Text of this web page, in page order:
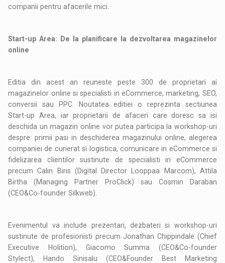
companii pentru afacerile mici.
Start-up Area: De la planificare la dezvoltarea magazinelor
online
Editia din acest an reuneste peste 300 de proprietari ai
magazinelor online si specialisti in eCommerce, marketing, SEO,
conversii sau PPC. Noutatea editiei o reprezinta sectiunea
Start-up Area, iar proprietarii de afaceri care doresc sa isi
deschida un magazin online vor putea participa la workshop-uri
despre: primii pasi in deschiderea magazinului online, alegerea
companiei de curierat si logistica, comunicare in eCommerce si
fidelizarea clientilor sustinute de specialisti in eCommerce
precum Calin Biris (Digital Director Looppaa Marcom), Attila
Birtha (Managing Partner ProClick) sau Cosmin Daraban
(CEO&Co-founder Silkweb).
Evenimentul va include prezentari, dezbateri si workshop-uri
sustinute de profesionisti precum Jonathan Chippindale (Chief
Executive Holition), Giacomo Summa (CEO&Co-founder
Stylect), Hando Sinisalu (CEO&Founder Best Marketing